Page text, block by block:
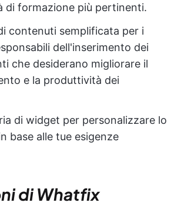
di formazione più pertinenti.
contenuti semplificata per i
dell'inserimento dei
che desiderano migliorare il
e la produttività dei
di widget per personalizzare lo
base alle tue esigenze
di Whatfix